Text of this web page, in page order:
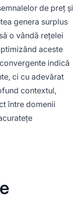
de preț și
genera surplus
o vândă rețelei
aceste
indică
ci cu adevărat
contextul,
între domenii